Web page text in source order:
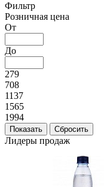
Фильтр
Розничная цена
От
До
279
708
1137
1565
1994
Лидеры продаж